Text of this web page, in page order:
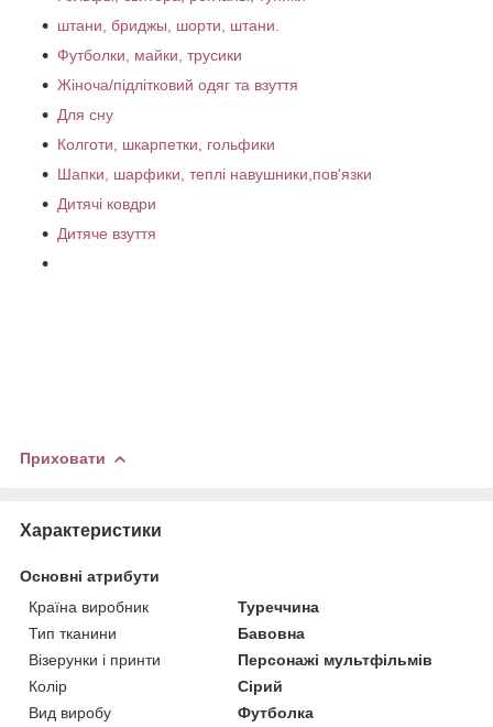
штани, бриджы, шорти, штани.
Футболки, майки, трусики
Жіноча/підлітковий одяг та взуття
Для сну
Колготи, шкарпетки, гольфики
Шапки, шарфики, теплі навушники,пов'язки
Дитячі ковдри
Дитяче взуття
Приховати
Характеристики
Основні атрибути
Країна виробник
Туреччина
Тип тканини
Бавовна
Візерунки і принти
Персонажі мультфільмів
Колір
Сірий
Вид виробу
Футболка